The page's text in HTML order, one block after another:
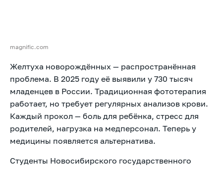
magnific.com
Желтуха новорождённых — распространённая
проблема. В 2025 году её выявили у 730 тысяч
младенцев в России. Традиционная фототерапия
работает, но требует регулярных анализов крови.
Каждый прокол — боль для ребёнка, стресс для
родителей, нагрузка на медперсонал. Теперь у
медицины появляется альтернатива.
Студенты Новосибирского государственного